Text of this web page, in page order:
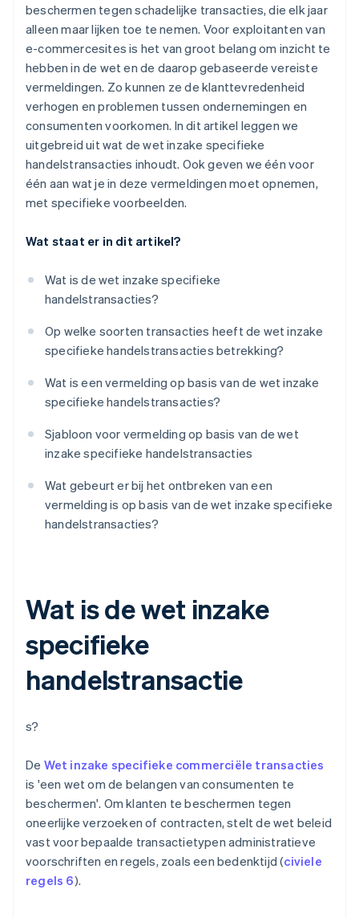
beschermen tegen schadelijke transacties, die elk jaar
alleen maar lijken toe te nemen. Voor exploitanten van
e-commercesites is het van groot belang om inzicht te
hebben in de wet en de daarop gebaseerde vereiste
vermeldingen. Zo kunnen ze de klanttevredenheid
verhogen en problemen tussen ondernemingen en
consumenten voorkomen. In dit artikel leggen we
uitgebreid uit wat de wet inzake specifieke
handelstransacties inhoudt. Ook geven we één voor
één aan wat je in deze vermeldingen moet opnemen,
met specifieke voorbeelden.
Wat staat er in dit artikel?
Wat is de wet inzake specifieke
handelstransacties?
Op welke soorten transacties heeft de wet inzake
specifieke handelstransacties betrekking?
Wat is een vermelding op basis van de wet inzake
specifieke handelstransacties?
Sjabloon voor vermelding op basis van de wet
inzake specifieke handelstransacties
Wat gebeurt er bij het ontbreken van een
vermelding is op basis van de wet inzake specifieke
handelstransacties?
Wat is de wet inzake
specifieke
handelstransactie
s?
De Wet inzake specifieke commerciële transacties
is 'een wet om de belangen van consumenten te
beschermen'. Om klanten te beschermen tegen
oneerlijke verzoeken of contracten, stelt de wet beleid
vast voor bepaalde transactietypen administratieve
voorschriften en regels, zoals een bedenktijd (civiele
regels 6).